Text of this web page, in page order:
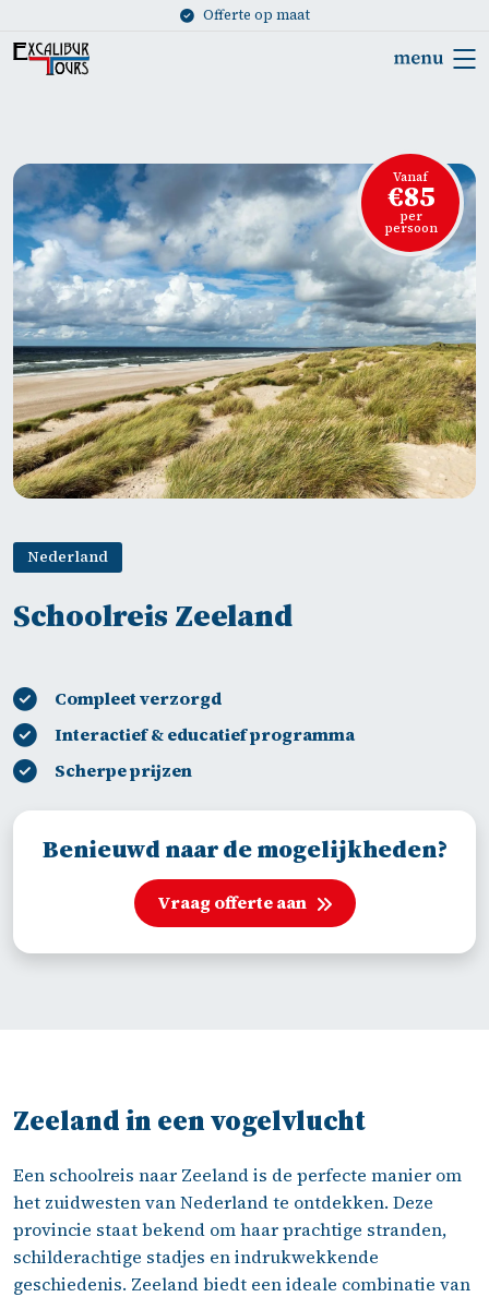
Offerte op maat
Vanaf
€85
per
persoon
Nederland
Schoolreis Zeeland
Compleet verzorgd
Interactief & educatief programma
Scherpe prijzen
Benieuwd naar de mogelijkheden?
Vraag offerte aan
Zeeland in een vogelvlucht
Een schoolreis naar Zeeland is de perfecte manier om
het zuidwesten van Nederland te ontdekken. Deze
provincie staat bekend om haar prachtige stranden,
schilderachtige stadjes en indrukwekkende
geschiedenis. Zeeland biedt een ideale combinatie van